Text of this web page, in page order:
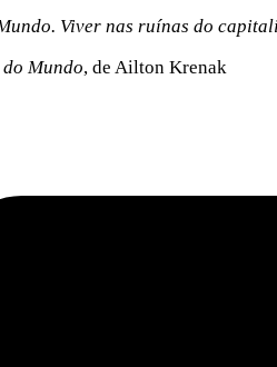
Viver nas ruínas do
Mundo, de Ailton Krenak